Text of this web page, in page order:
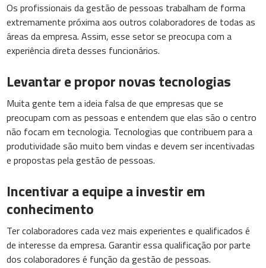
Os profissionais da gestão de pessoas trabalham de forma
extremamente próxima aos outros colaboradores de todas as
áreas da empresa. Assim, esse setor se preocupa com a
experiência direta desses funcionários.
Levantar e propor novas tecnologias
Muita gente tem a ideia falsa de que empresas que se
preocupam com as pessoas e entendem que elas são o centro
não focam em tecnologia. Tecnologias que contribuem para a
produtividade são muito bem vindas e devem ser incentivadas
e propostas pela gestão de pessoas.
Incentivar a equipe a investir em
conhecimento
Ter colaboradores cada vez mais experientes e qualificados é
de interesse da empresa. Garantir essa qualificação por parte
dos colaboradores é função da gestão de pessoas.